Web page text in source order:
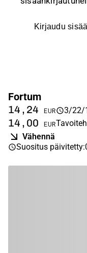
Kirjaudu
Fortum
14,24 EUR 3/22/
14,00 EUR
Vähennä
Suositus päivitetty: